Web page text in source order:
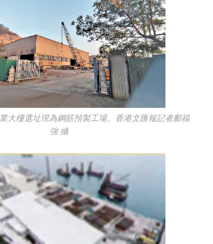
大樓選址現為鋼筋預製工場。香港文匯報記者鄺福
強 攝